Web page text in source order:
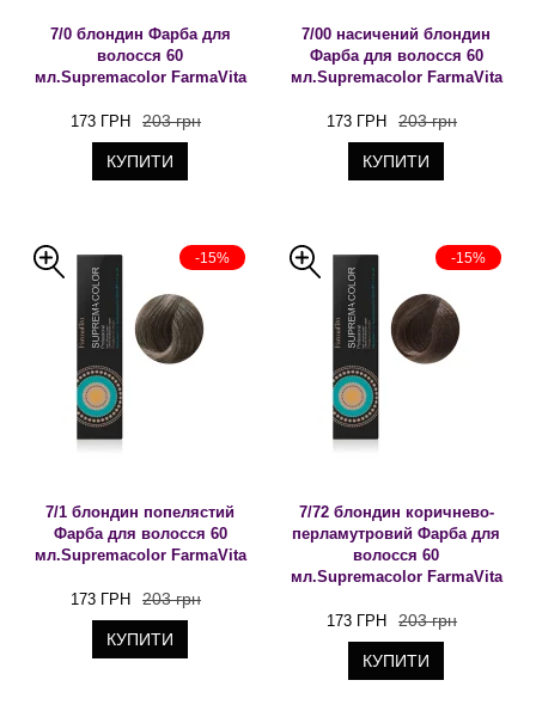
7/0 блондин Фарба для
волосся 60
мл.Supremacolor FarmaVita
173 ГРН 203 грн
КУПИТИ
7/00 насичений блондин
Фарба для волосся 60
мл.Supremacolor FarmaVita
173 ГРН 203 грн
КУПИТИ
-15%
7/1 блондин попелястий
Фарба для волосся 60
мл.Supremacolor FarmaVita
173 ГРН 203 грн
КУПИТИ
-15%
7/72 блондин коричнево-
перламутровий Фарба для
волосся 60
мл.Supremacolor FarmaVita
173 ГРН 203 грн
КУПИТИ